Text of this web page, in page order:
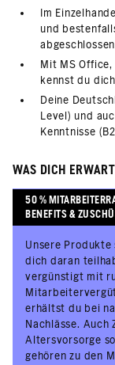
Im
und
Mit MS
kennst du
Deine
Level) und
Kenntnisse
WAS DICH
50 %
BENEFITS &
Unsere
dich daran
vergünstigt mit
erhältst du bei
Nachlässe.
Altersvorsorge
gehören zu den